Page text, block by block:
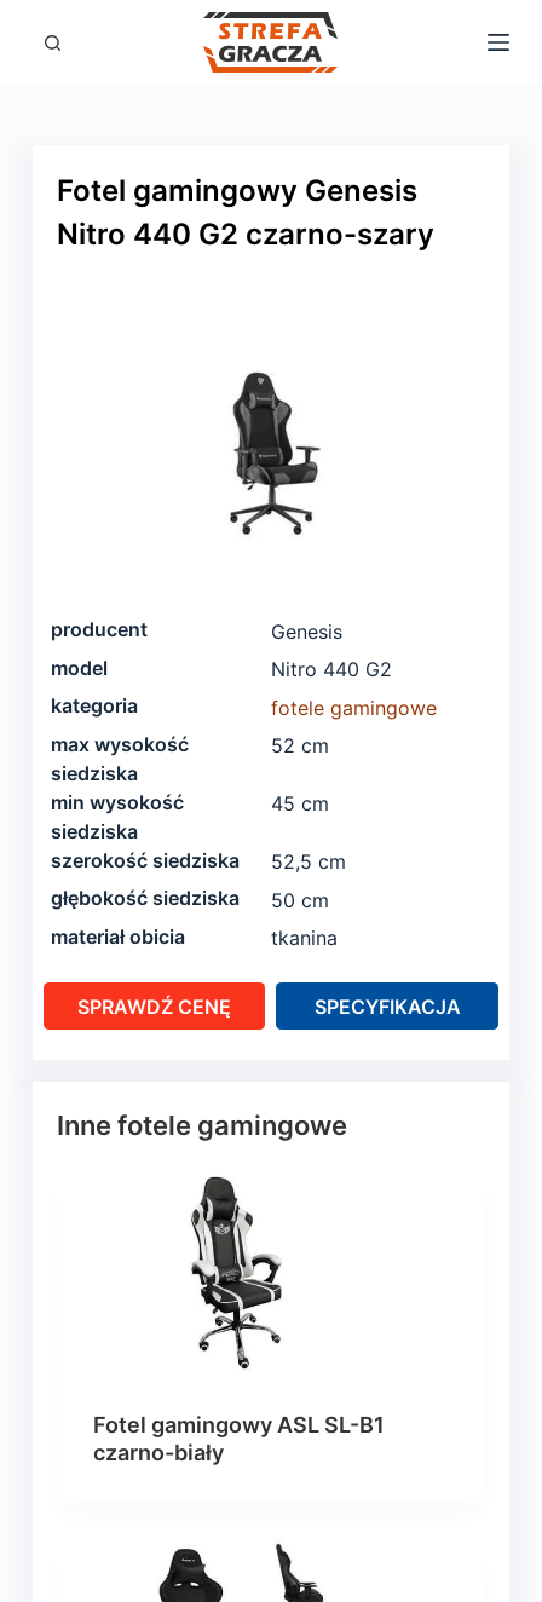
Fotel gamingowy Genesis
Nitro 440 G2 czarno-szary
producent
Genesis
model
Nitro 440 G2
kategoria
fotele gamingowe
max wysokość
siedziska
52 cm
min wysokość
siedziska
45 cm
szerokość siedziska
52,5 cm
głębokość siedziska
50 cm
materiał obicia
tkanina
SPRAWDŹ CENĘ SPECYFIKACJA
Inne fotele gamingowe
Fotel gamingowy ASL SL-B1
czarno-biały